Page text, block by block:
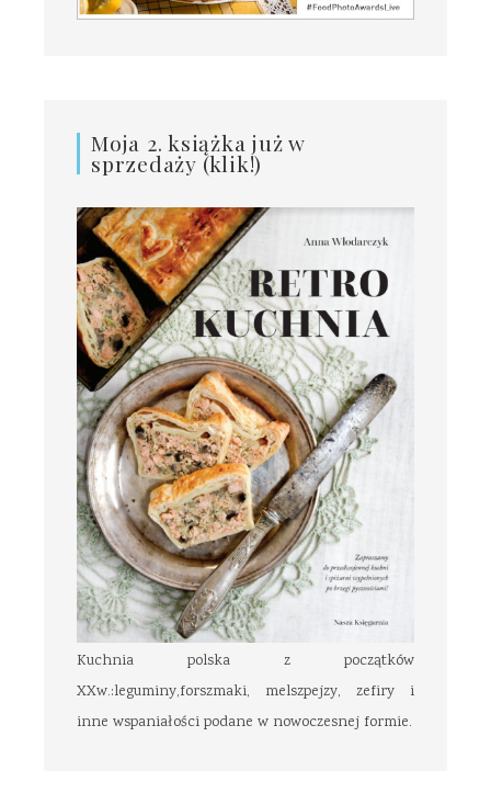
Moja 2. książka już w
sprzedaży (klik!)
Kuchnia polska z początków
XXw.:leguminy,forszmaki, melszpejzy, zefiry i
inne wspaniałości podane w nowoczesnej formie.